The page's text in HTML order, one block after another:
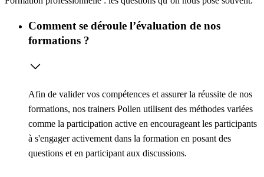
Comment se déroule l’évaluation de nos
formations ?
Afin de valider vos compétences et assurer la réussite de nos
formations, nos trainers Pollen utilisent des méthodes variées
comme la participation active en encourageant les participants
à s'engager activement dans la formation en posant des
questions et en participant aux discussions.